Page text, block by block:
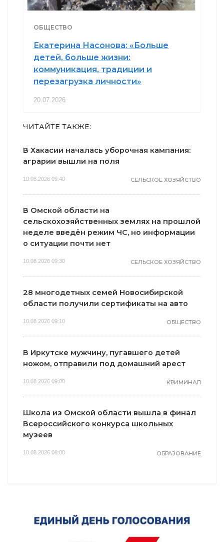
ОБЩЕСТВО
Екатерина Насонова: «Больше
детей, больше жизни:
коммуникация, традиции и
перезагрузка личности»
20.07.2026
ЧИТАЙТЕ ТАКЖЕ:
В Хакасии началась уборочная кампания:
аграрии вышли на поля
10.08.2026 09:40 СЕЛЬСКОЕ ХОЗЯЙСТВО
В Омской области на
сельскохозяйственных землях на прошлой
неделе введён режим ЧС, но информации
о ситуации почти нет
10.08.2026 09:30 СЕЛЬСКОЕ ХОЗЯЙСТВО
28 многодетных семей Новосибирской
области получили сертификаты на авто
10.08.2026 09:10 ОБЩЕСТВО
В Иркутске мужчину, пугавшего детей
ножом, отправили под домашний арест
10.08.2026 09:00 КРИМИНАЛ
Школа из Омской области вышла в финал
Всероссийского конкурса школьных
музеев
10.08.2026 08:00 ОБРАЗОВАНИЕ